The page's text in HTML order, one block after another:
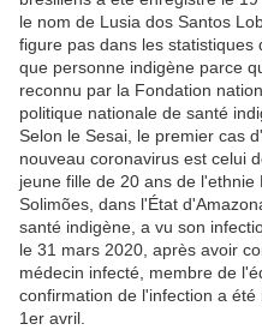
le nom de Lusia dos Santos
figure pas dans les
que personne indigène parce
reconnu par la Fondation
politique nationale de santé
Selon le Sesai, le premier cas
nouveau coronavirus est celui
jeune fille de 20 ans de
Solimões, dans l'État
santé indigène, a vu son
le 31 mars 2020, après avoir
médecin infecté, membre de
confirmation de l'infection a
1er avril.